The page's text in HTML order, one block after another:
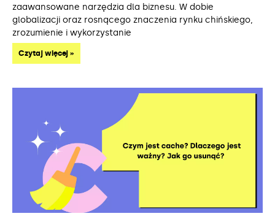
zaawansowane narzędzia dla biznesu. W dobie
globalizacji oraz rosnącego znaczenia rynku chińskiego,
zrozumienie i wykorzystanie
Czytaj więcej »